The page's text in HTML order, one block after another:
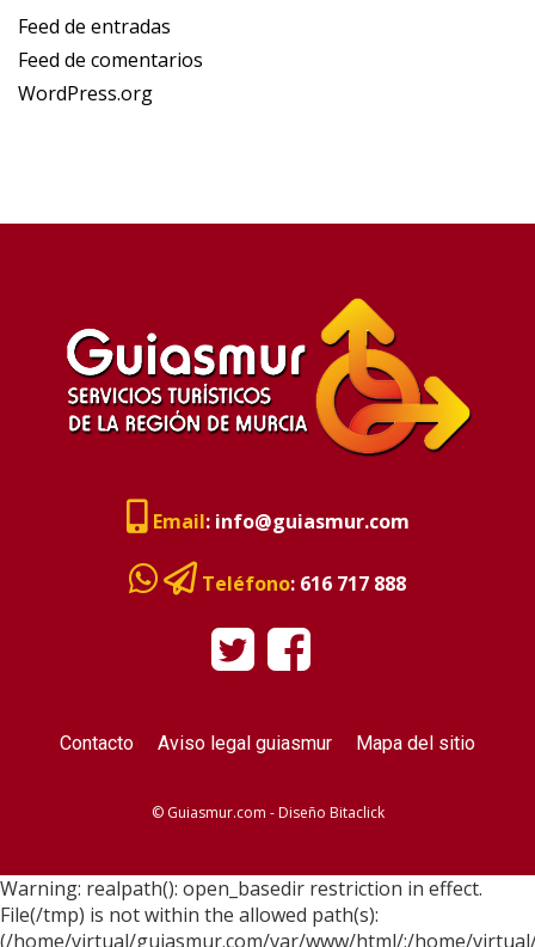
Feed de entradas
Feed de comentarios
WordPress.org
Email: info@guiasmur.com
Teléfono: 616 717 888
Contacto Aviso legal guiasmur Mapa del sitio
© Guiasmur.com - Diseño Bitaclick
Warning: realpath(): open_basedir restriction in effect.
File(/tmp) is not within the allowed path(s):
(/home/virtual/guiasmur.com/var/www/html/:/home/